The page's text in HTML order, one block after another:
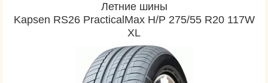
Aptany
Ardent
Atlander
Atlas
Летние шины
Kapsen RS26 PracticalMax H/P 275/55 R20 117W
XL